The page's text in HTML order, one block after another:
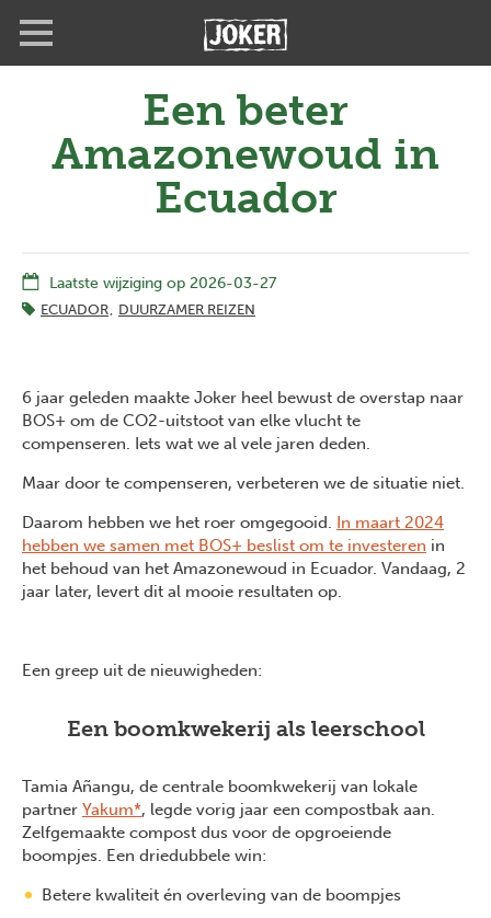
Een beter
Amazonewoud in
Ecuador
Laatste wijziging op 2026-03-27
ECUADOR DUURZAMER REIZEN
6 jaar geleden maakte Joker heel bewust de overstap naar
BOS+ om de CO2-uitstoot van elke vlucht te
compenseren. Iets wat we al vele jaren deden.
Maar door te compenseren, verbeteren we de situatie niet.
Daarom hebben we het roer omgegooid. In maart 2024
hebben we samen met BOS+ beslist om te investeren in
het behoud van het Amazonewoud in Ecuador. Vandaag, 2
jaar later, levert dit al mooie resultaten op.
Een greep uit de nieuwigheden:
Een boomkwekerij als leerschool
Tamia Añangu, de centrale boomkwekerij van lokale
partner Yakum*, legde vorig jaar een compostbak aan.
Zelfgemaakte compost dus voor de opgroeiende
boompjes. Een driedubbele win:
Betere kwaliteit én overleving van de boompjes